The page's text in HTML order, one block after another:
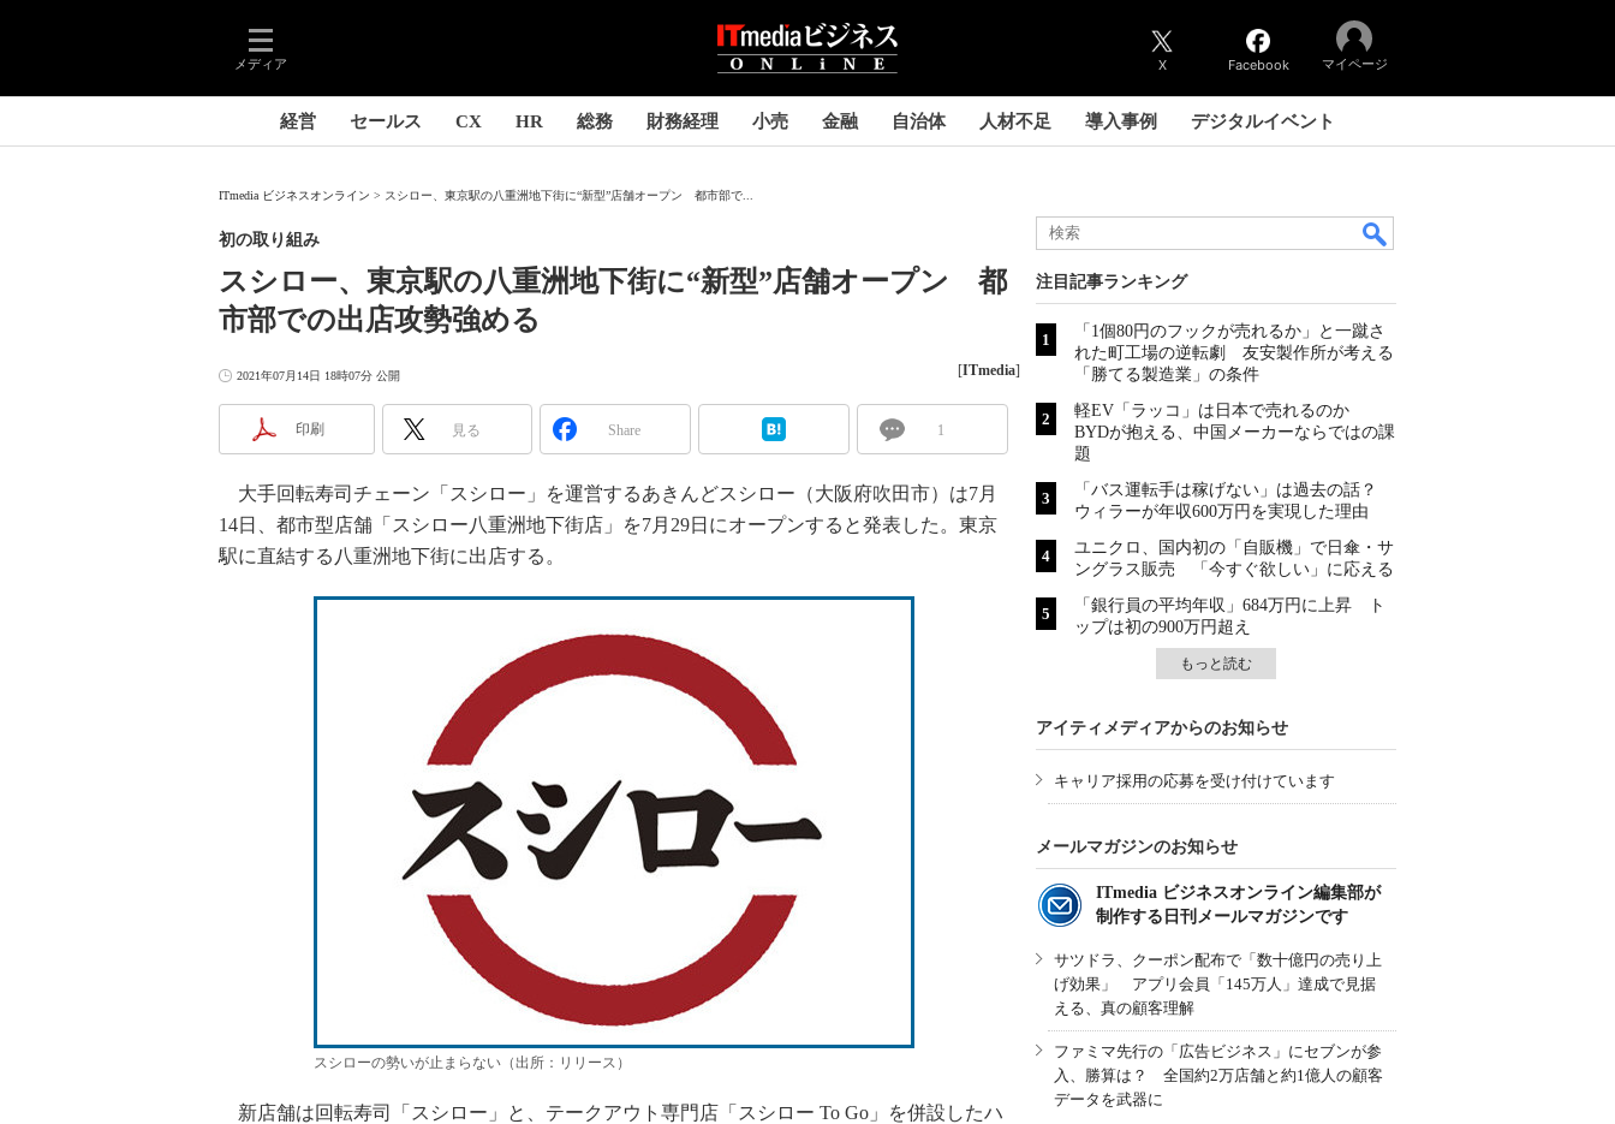
メディア X Facebook マイページ
経営 セールス CX HR 総務 財務経理 小売 金融 自治体 人材不足 導入事例 デジタルイベント
ITmedia ビジネスオンライン スシロー、東京駅の八重洲地下街に“新型”店舗オープン 都市部で...
スシロー、東京駅の八重洲地下街に“新型”店舗オープン 都
市部での出店攻勢強める
初の取り組み
2021年07月14日 18時07分 公開 [ITmedia]
印刷 見る Share 1
大手回転寿司チェーン「スシロー」を運営するあきんどスシロー（大阪府吹田市）は7月
14日、都市型店舗「スシロー八重洲地下街店」を7月29日にオープンすると発表した。東京
駅に直結する八重洲地下街に出店する。
スシローの勢いが止まらない（出所：リリース）
新店舗は回転寿司「スシロー」と、テークアウト専門店「スシロー To Go」を併設したハ
注目記事ランキング
「1個80円のフックが売れるか」と一蹴さ
れた町工場の逆転劇 友安製作所が考える
「勝てる製造業」の条件
軽EV「ラッコ」は日本で売れるのか
BYDが抱える、中国メーカーならではの課
題
「バス運転手は稼げない」は過去の話？
ウィラーが年収600万円を実現した理由
ユニクロ、国内初の「自販機」で日傘・サ
ングラス販売 「今すぐ欲しい」に応える
「銀行員の平均年収」684万円に上昇 ト
ップは初の900万円超え
もっと読む
アイティメディアからのお知らせ
キャリア採用の応募を受け付けています
メールマガジンのお知らせ
ITmedia ビジネスオンライン編集部が
制作する日刊メールマガジンです
サツドラ、クーポン配布で「数十億円の売り上
げ効果」 アプリ会員「145万人」達成で見据
える、真の顧客理解
ファミマ先行の「広告ビジネス」にセブンが参
入、勝算は？ 全国約2万店舗と約1億人の顧客
データを武器に